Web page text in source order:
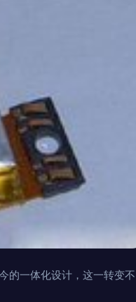
的一体化设计，这一转变不